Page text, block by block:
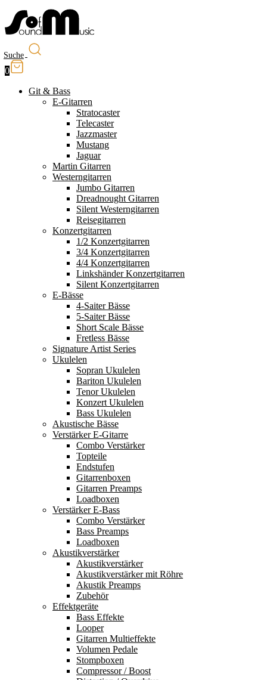
Suche
0
Git & Bass
E-Gitarren
Stratocaster
Telecaster
Jazzmaster
Mustang
Jaguar
Martin Gitarren
Westerngitarren
Jumbo Gitarren
Dreadnought Gitarren
Silent Westerngitarren
Reisegitarren
Konzertgitarren
1/2 Konzertgitarren
3/4 Konzertgitarren
4/4 Konzertgitarren
Linkshänder Konzertgitarren
Silent Konzertgitarren
E-Bässe
4-Saiter Bässe
5-Saiter Bässe
Short Scale Bässe
Fretless Bässe
Signature Artist Series
Ukulelen
Sopran Ukulelen
Bariton Ukulelen
Tenor Ukulelen
Konzert Ukulelen
Bass Ukulelen
Akustische Bässe
Verstärker E-Gitarre
Combo Verstärker
Topteile
Endstufen
Gitarrenboxen
Gitarren Preamps
Loadboxen
Verstärker E-Bass
Combo Verstärker
Bass Preamps
Loadboxen
Akustikverstärker
Akustikverstärker
Akustikverstärker mit Röhre
Akustik Preamps
Zubehör
Effektgeräte
Bass Effekte
Looper
Gitarren Multieffekte
Volumen Pedale
Stompboxen
Compressor / Boost